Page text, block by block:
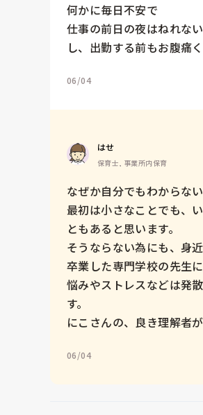
何かに毎日不安で
仕事の前日の夜はねれない
し、出勤する前もお腹痛
06/04
はせ
保育士, 事業所内保育
なぜか自分でもわからな
最初は小さなことでも、
ともあると思います。
そうならない為にも、身
卒業した専門学校の先生
悩みやストレスなどは発
す。
にこさんの、良き理解者
06/04